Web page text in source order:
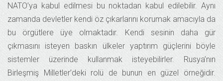
NATO’ya kabul edilmesi bu noktadan kabul edilebilir. Aynı
zamanda devletler kendi öz çıkarlarını korumak amacıyla da
bu örgütlere üye olmaktadır. Kendi sesinin daha gür
çıkmasını isteyen baskın ülkeler yaptırım güçlerini böyle
sistemler üzerinde kullanmak isteyebilirler. Rusya’nın
Birleşmiş Milletler’deki rolü de bunun en güzel örneğidir.